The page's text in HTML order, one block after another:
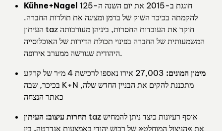
Kühne+Nagel
להקמתה בכיכר השוק של ברמן ומציגה את תולדות החברה.
העיתון taz חוקר את העובדות החסרות, ביניהן מעורבותה
המשמעותית של החברה בפינוי תכולת הדירות של האוכלוסייה
היהודית שגורשה ממערב אירופה.
מימון המונים:
27,003 אירו נאספו לרכישת 4 מ״ר של קרקע
בכיכר, שבה K+N מתכננת להקים את הבניין החדש שלה,
כאתר הנצחה
taz אוסף רעיונות כיצד ניתן להמחיש
את »הניצול המוחלט« של רכוש יהודי באמצעות אנדרטה. בין